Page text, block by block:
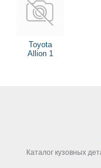
Toyota
Allion 1
Каталог кузовных